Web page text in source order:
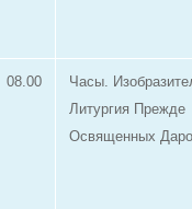
08.00
Часы.
Литургия Прежде
Освященных